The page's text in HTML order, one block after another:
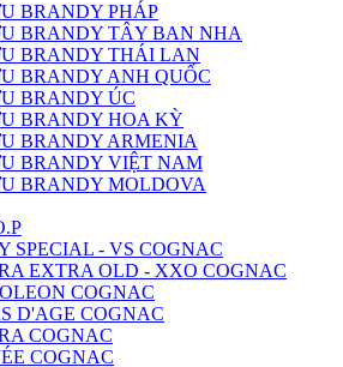
BRANDY PHÁP
BRANDY TÂY BAN NHA
BRANDY THÁI LAN
BRANDY ANH QUỐC
BRANDY ÚC
BRANDY HOA KỲ
BRANDY ARMENIA
BRANDY VIỆT NAM
BRANDY MOLDOVA
SPECIAL - VS COGNAC
EXTRA OLD - XXO COGNAC
COGNAC
D'AGE COGNAC
COGNAC
COGNAC